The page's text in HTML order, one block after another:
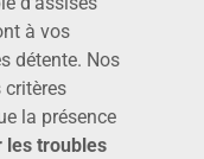
à vos
détente. Nos
critères
la présence
les troubles